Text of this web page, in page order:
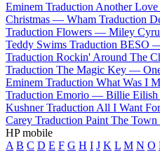
Eminem Traduction Another
Christmas — Wham Traduction
Traduction Flowers — Miley
Teddy Swims Traduction BESO
Traduction Rockin' Around The
Traduction The Magic Key —
Eminem Traduction What Was I
Traduction Emorio — Billie Eilish
Kushner Traduction All I Want
Carey Traduction Paint The
HP mobile
A B C D E F G H I J K L M N O